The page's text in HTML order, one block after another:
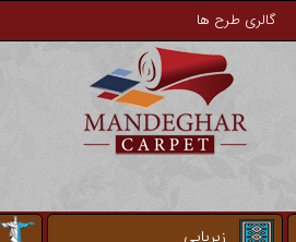
گالری طرح ها